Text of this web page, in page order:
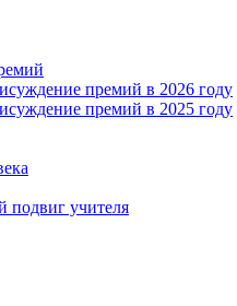
премий в 2026 году
премий в 2025 году
подвиг учителя